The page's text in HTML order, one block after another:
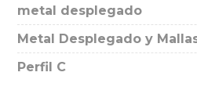
metal desplegado
Metal Desplegado y
Perfil C